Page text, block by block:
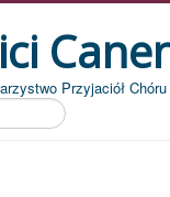
Przyjaciół